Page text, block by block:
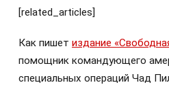
[related_articles]
Как пишет издание
помощник командующего
специальных операций Чад